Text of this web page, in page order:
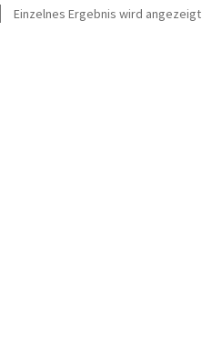
Einzelnes Ergebnis wird angezeigt